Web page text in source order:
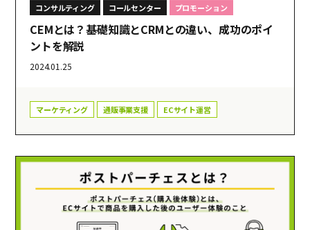
コンサルティング コールセンター プロモーション
CEMとは？基礎知識とCRMとの違い、成功のポイ
ントを解説
2024.01.25
マーケティング 通販事業支援 ECサイト運営